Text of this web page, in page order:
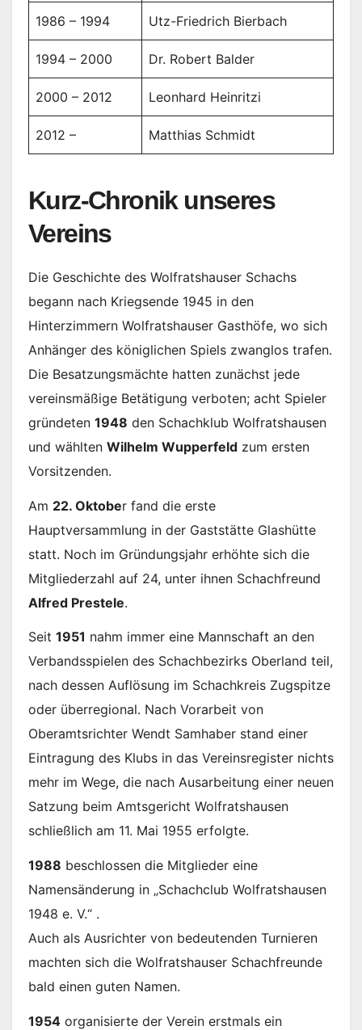
1986 – 1994 Utz-Friedrich Bierbach
1994 – 2000 Dr. Robert Balder
2000 – 2012 Leonhard Heinritzi
2012 – Matthias Schmidt
Kurz-Chronik unseres
Vereins
Die Geschichte des Wolfratshauser Schachs
begann nach Kriegsende 1945 in den
Hinterzimmern Wolfratshauser Gasthöfe, wo sich
Anhänger des königlichen Spiels zwanglos trafen.
Die Besatzungsmächte hatten zunächst jede
vereinsmäßige Betätigung verboten; acht Spieler
gründeten 1948 den Schachklub Wolfratshausen
und wählten Wilhelm Wupperfeld zum ersten
Vorsitzenden.
Am 22. Oktober fand die erste
Hauptversammlung in der Gaststätte Glashütte
statt. Noch im Gründungsjahr erhöhte sich die
Mitgliederzahl auf 24, unter ihnen Schachfreund
Alfred Prestele.
Seit 1951 nahm immer eine Mannschaft an den
Verbandsspielen des Schachbezirks Oberland teil,
nach dessen Auflösung im Schachkreis Zugspitze
oder überregional. Nach Vorarbeit von
Oberamtsrichter Wendt Samhaber stand einer
Eintragung des Klubs in das Vereinsregister nichts
mehr im Wege, die nach Ausarbeitung einer neuen
Satzung beim Amtsgericht Wolfratshausen
schließlich am 11. Mai 1955 erfolgte.
1988 beschlossen die Mitglieder eine
Namensänderung in „Schachclub Wolfratshausen
1948 e. V.“ .
Auch als Ausrichter von bedeutenden Turnieren
machten sich die Wolfratshauser Schachfreunde
bald einen guten Namen.
1954 organisierte der Verein erstmals ein